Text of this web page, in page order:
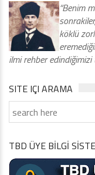
“Benim
köklü
ilmi rehber
SITE IÇI ARAMA
TBD ÜYE BİLGİ